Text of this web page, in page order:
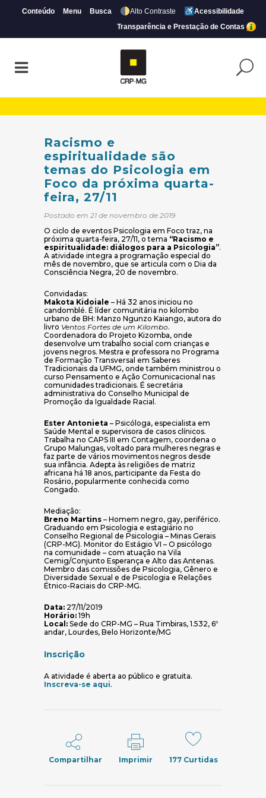
Conteúdo Menu Busca Alto Contraste
Acessibilidade
Transparência e Prestação de Contas
Racismo e
espiritualidade são
temas do Psicologia em
Foco da próxima quarta-
feira, 27/11
Postado em 21 de novembro de 2019
O ciclo de eventos Psicologia em Foco traz, na
próxima quarta-feira, 27/11, o tema “Racismo e
espiritualidade: diálogos para a Psicologia”.
A atividade integra a programação especial do
mês de novembro, que se articula com o Dia da
Consciência Negra, 20 de novembro.
Convidadas:
Makota Kidoiale – Há 32 anos iniciou no
candomblé. É líder comunitária no kilombo
urbano de BH: Manzo Ngunzo Kaiango, autora do
livro Ventos Fortes de um Kilombo.
Coordenadora do Projeto Kizomba, onde
desenvolve um trabalho social com crianças e
jovens negros. Mestra e professora no Programa
de Formação Transversal em Saberes
Tradicionais da UFMG, onde também ministrou o
curso Pensamento e Ação Comunicacional nas
comunidades tradicionais. É secretária
administrativa do Conselho Municipal de
Promoção da Igualdade Racial.
Ester Antonieta – Psicóloga, especialista em
Saúde Mental e supervisora de casos clínicos.
Trabalha no CAPS III em Contagem, coordena o
Grupo Malungas, voltado para mulheres negras e
faz parte de vários movimentos negros desde
sua infância. Adepta às religiões de matriz
africana há 18 anos, participante da Festa do
Rosário, popularmente conhecida como
Congado.
Mediação:
Breno Martins – Homem negro, gay, periférico.
Graduando em Psicologia e estagiário no
Conselho Regional de Psicologia – Minas Gerais
(CRP-MG). Monitor do Estágio VI – O psicólogo
na comunidade – com atuação na Vila
Cemig/Conjunto Esperança e Alto das Antenas.
Membro das comissões de Psicologia, Gênero e
Diversidade Sexual e de Psicologia e Relações
Étnico-Raciais do CRP-MG.
Data: 27/11/2019
Horário: 19h
Local: Sede do CRP-MG – Rua Timbiras, 1.532, 6º
andar, Lourdes, Belo Horizonte/MG
Inscrição
A atividade é aberta ao público e gratuita.
Inscreva-se aqui(abre em nova janela)
.
Compartilhar Imprimir 177Curtidas